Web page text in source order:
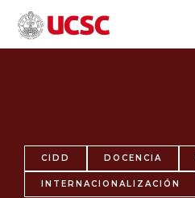
CIDD DOCENCIA
INTERNACIONALIZACIÓN